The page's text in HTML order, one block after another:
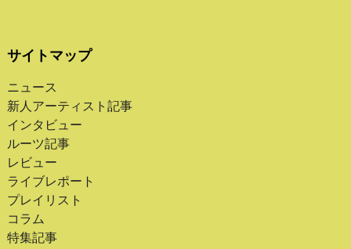
サイトマップ
ニュース
新人アーティスト記事
インタビュー
ルーツ記事
レビュー
ライブレポート
プレイリスト
コラム
特集記事